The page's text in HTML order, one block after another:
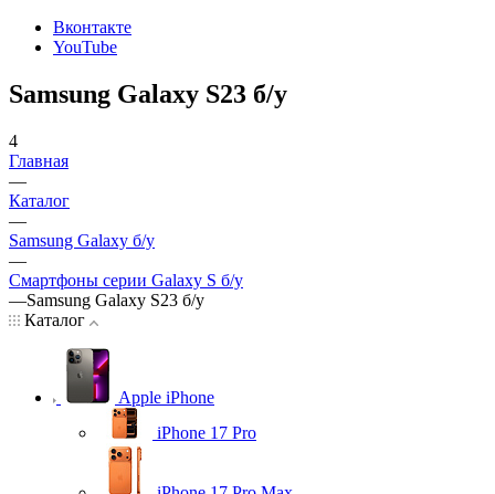
Вконтакте
YouTube
Samsung Galaxy S23 б/у
4
Главная
—
Каталог
—
Samsung Galaxy б/у
—
Смартфоны серии Galaxy S б/у
—Samsung Galaxy S23 б/у
Каталог
Apple iPhone
iPhone 17 Pro